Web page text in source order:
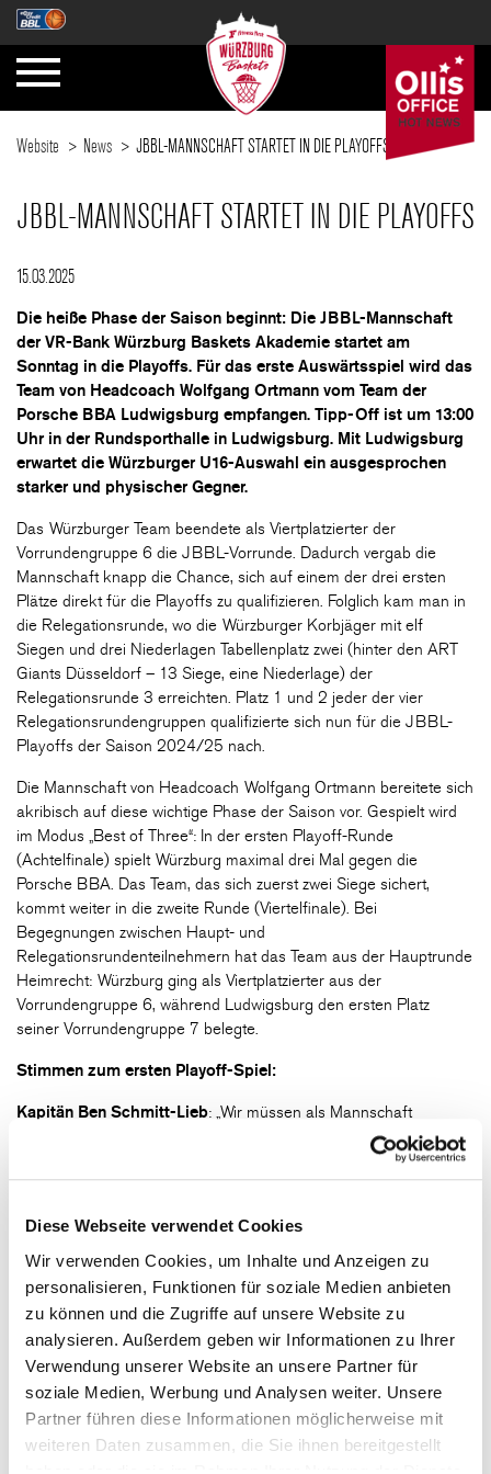
Diese Webseite verwendet Cookies
Wir verwenden Cookies, um Inhalte und Anzeigen zu
personalisieren, Funktionen für soziale Medien anbieten
zu können und die Zugriffe auf unsere Website zu
analysieren. Außerdem geben wir Informationen zu Ihrer
Verwendung unserer Website an unsere Partner für
soziale Medien, Werbung und Analysen weiter. Unsere
Partner führen diese Informationen möglicherweise mit
weiteren Daten zusammen, die Sie ihnen bereitgestellt
Website News JBBL-MANNSCHAFT STARTET IN DIE PLAYOFFS
JBBL-MANNSCHAFT STARTET IN DIE PLAYOFFS
15.03.2025
Die heiße Phase der Saison beginnt: Die JBBL-Mannschaft
der VR-Bank Würzburg Baskets Akademie startet am
Sonntag in die Playoffs. Für das erste Auswärtsspiel wird das
Team von Headcoach Wolfgang Ortmann vom Team der
Porsche BBA Ludwigsburg empfangen. Tipp-Off ist um 13:00
Uhr in der Rundsporthalle in Ludwigsburg. Mit Ludwigsburg
erwartet die Würzburger U16-Auswahl ein ausgesprochen
starker und physischer Gegner.
Das Würzburger Team beendete als Viertplatzierter der
Vorrundengruppe 6 die JBBL-Vorrunde. Dadurch vergab die
Mannschaft knapp die Chance, sich auf einem der drei ersten
Plätze direkt für die Playoffs zu qualifizieren. Folglich kam man in
die Relegationsrunde, wo die Würzburger Korbjäger mit elf
Siegen und drei Niederlagen Tabellenplatz zwei (hinter den ART
Giants Düsseldorf – 13 Siege, eine Niederlage) der
Relegationsrunde 3 erreichten. Platz 1 und 2 jeder der vier
Relegationsrundengruppen qualifizierte sich nun für die JBBL-
Playoffs der Saison 2024/25 nach.
Die Mannschaft von Headcoach Wolfgang Ortmann bereitete sich
akribisch auf diese wichtige Phase der Saison vor. Gespielt wird
im Modus „Best of Three“: In der ersten Playoff-Runde
(Achtelfinale) spielt Würzburg maximal drei Mal gegen die
Porsche BBA. Das Team, das sich zuerst zwei Siege sichert,
kommt weiter in die zweite Runde (Viertelfinale). Bei
Begegnungen zwischen Haupt- und
Relegationsrundenteilnehmern hat das Team aus der Hauptrunde
Heimrecht: Würzburg ging als Viertplatzierter aus der
Vorrundengruppe 6, während Ludwigsburg den ersten Platz
seiner Vorrundengruppe 7 belegte.
Stimmen zum ersten Playoff-Spiel:
Kapitän Ben Schmitt-Lieb: „Wir müssen als Mannschaft
auftreten. Außerdem gehen wir als Außenseiter in die Playoffs,
weshalb die anderen Mannschaften uns unterschätzen könnten.“
unser letztes Relegationsrundenspiel gewonnen haben. So ein
wichtiges Spiel kurz vor den Playoffs noch so knapp zu gewinnen,
gibt uns definitiv ein gutes Gefühl für die Playoffs.“
Leonard Bretz: „Für mich persönlich sind die Playoffs deswegen
besonders, weil wir uns als Team nochmal neu kennenlernen
können. Man sollte für die ganze Mannschaft da sein und kann
sich gleichzeitig auch individuell weiterentwickeln. Wir nehmen
eine neue Erfahrung mit und können gemeinsam eine gute Zeit
haben.“